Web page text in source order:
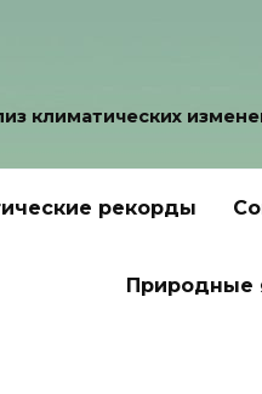
климатических
рекорды
Природные